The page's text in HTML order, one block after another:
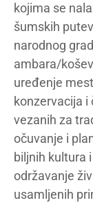
kojima se
šumskih
narodnog
ambara/
uređenje
konzervacija
vezanih za
očuvanje i
biljnih kultura
održavanje
usamljenih